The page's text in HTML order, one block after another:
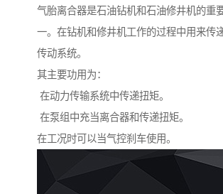
气胎离合器是石油钻机和石油修井机的重
一。在钻机和修井机工作的过程中用来传
传动系统。
其主要功用为：
在动力传输系统中传递扭矩。
在泵组中充当离合器和传递扭矩。
在工况时可以当气控刹车使用。